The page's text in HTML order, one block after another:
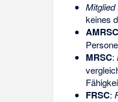
Mitglied
keines
AMRSC
MRSC:
FRSC: